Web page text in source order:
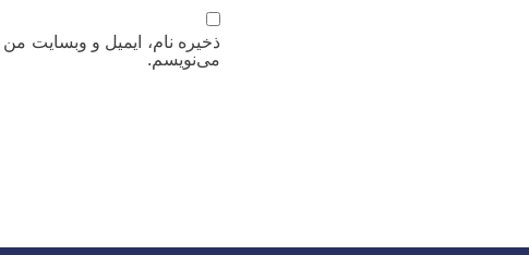
ذخیره نام، ایمیل و وبسایت
می‌نویسم.